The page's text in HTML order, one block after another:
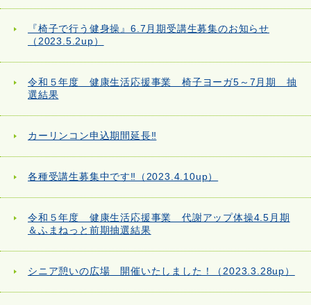
『椅子で行う健身操』6.7月期受講生募集のお知らせ
（2023.5.2up）
令和５年度 健康生活応援事業 椅子ヨーガ5～7月期 抽
選結果
カーリンコン申込期間延長‼
各種受講生募集中です‼（2023.4.10up）
令和５年度 健康生活応援事業 代謝アップ体操4.5月期
＆ふまねっと前期抽選結果
シニア憩いの広場 開催いたしました！（2023.3.28up）